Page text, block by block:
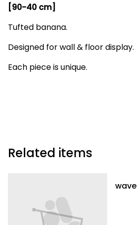
[90-40 cm]
Tufted banana.
Designed for wall & floor display.
Each piece is unique.
Related items
wave